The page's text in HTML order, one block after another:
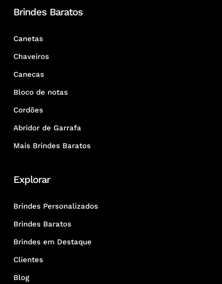
Brindes Baratos
Canetas
Chaveiros
Canecas
Bloco de notas
Cordões
Abridor de Garrafa
Mais Brindes Baratos
Explorar
Brindes Personalizados
Brindes Baratos
Brindes em Destaque
Clientes
Blog